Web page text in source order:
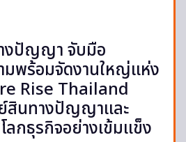
งปัญญา จับมือ
พร้อมจัดงานใหญ่แห่ง
Rise Thailand
สินทางปัญญาและ
กธุรกิจอย่างเข้มแข็ง